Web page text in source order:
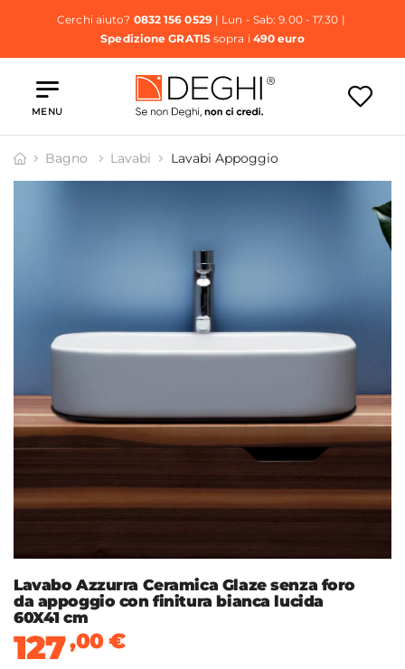
Cerchi aiuto? 0832 156 0529| Lun - Sab: 9.00 - 17.30 |
Spedizione GRATISsopra i 490 euro
MENU
Bagno Lavabi Lavabi Appoggio
Lavabo Azzurra Ceramica Glaze senza foro
da appoggio con finitura bianca lucida
60X41 cm
127,00€